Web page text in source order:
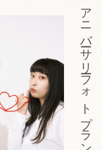
アニバーサリーフォトプラン